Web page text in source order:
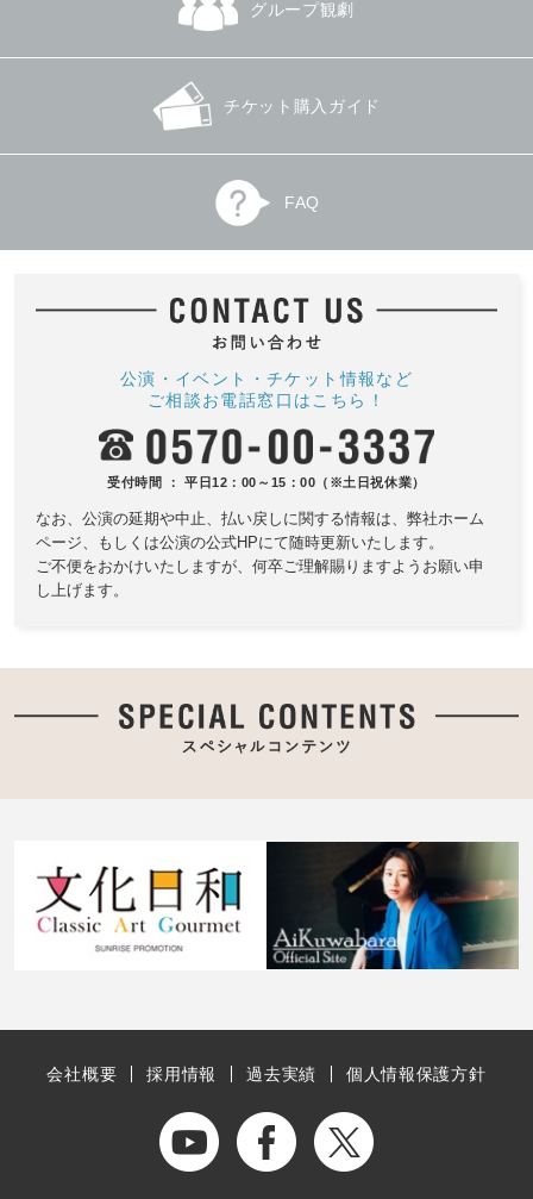
グループ観劇
チケット購入ガイド
FAQ
公演・イベント・チケット情報など
ご相談お電話窓口はこちら！
受付時間 ： 平日12：00～15：00（※土日祝休業）
なお、公演の延期や中止、払い戻しに関する情報は、 弊社ホーム
ページ、もしくは公演の公式HPにて随時更新いたします。
ご不便をおかけいたしますが、何卒ご理解賜りますようお願い申
し上げます。
会社概要 採用情報 過去実績 個人情報保護方針